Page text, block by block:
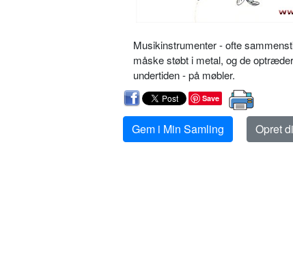
Musikinstrumenter - ofte
måske støbt i metal, og de
undertiden - på møbler.
Save
Gem i Min Samling Opret